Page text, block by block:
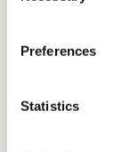
Preferences
Statistics